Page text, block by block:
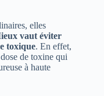
elles
vaut éviter
toxique. En effet,
de toxine qui
à haute